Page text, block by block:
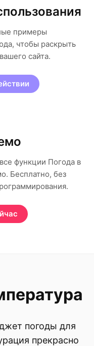
примеры
чтобы раскрыть
сайта.
функции Погода в
Бесплатно, без
погоды для
прекрасно